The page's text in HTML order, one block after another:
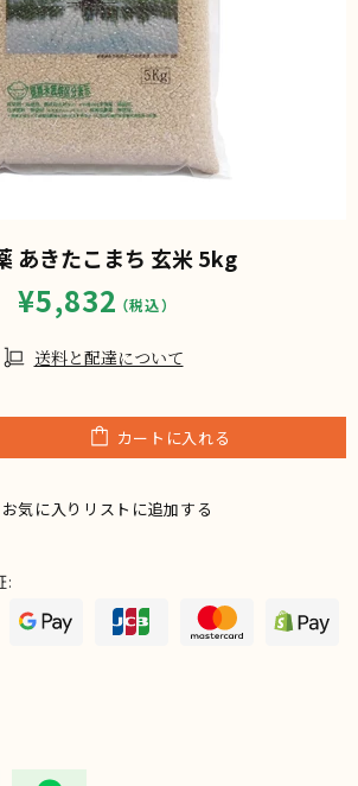
あきたこまち 玄米 5kg
¥5,832
送料と配達について
カートに入れる
お気に入りリストに追加する
: